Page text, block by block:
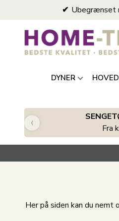
Ubegrænset
DYNER
Fra
‹
Her på siden kan du